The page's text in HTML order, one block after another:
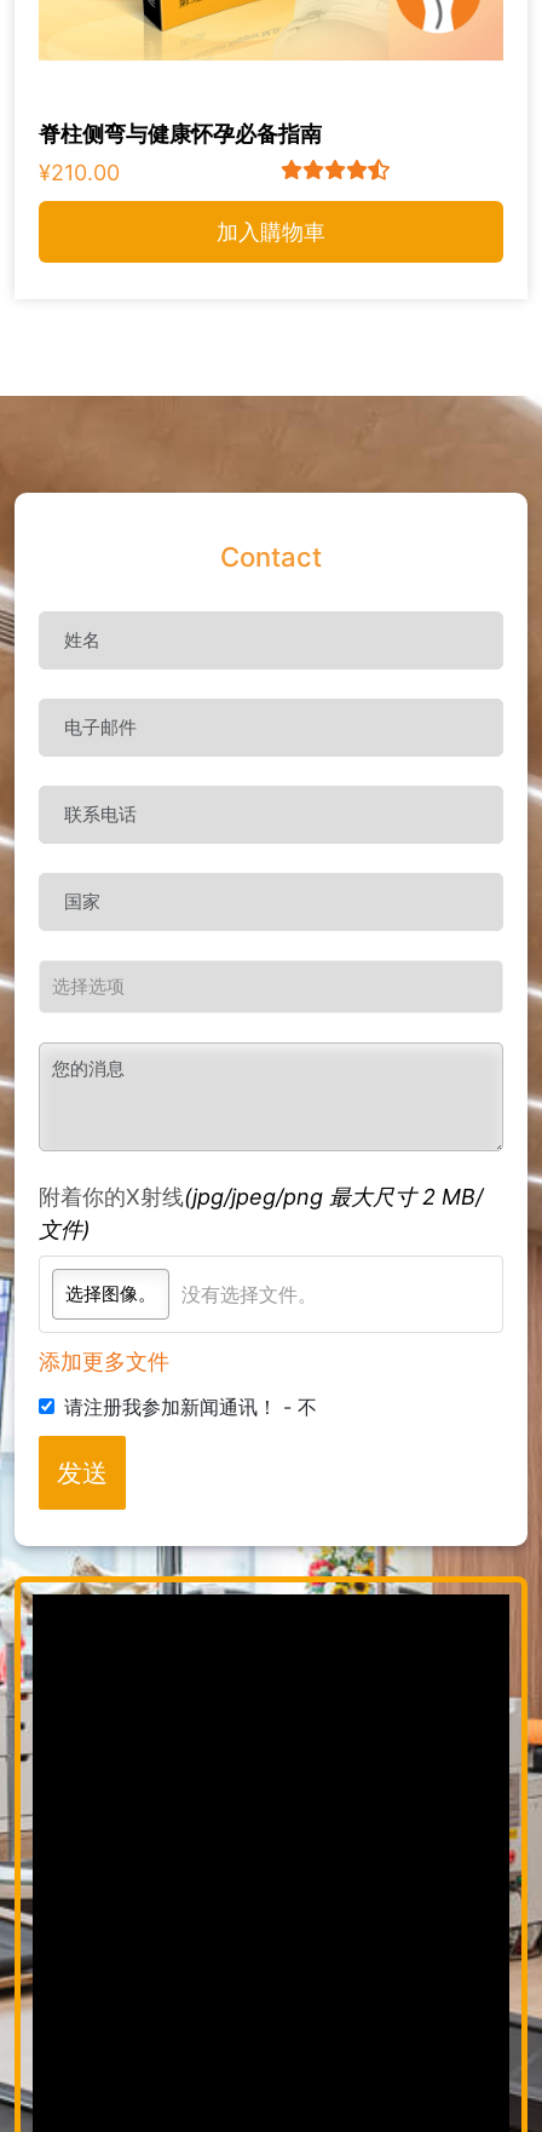
脊柱侧弯与健康怀孕必备指南
¥210.00
加入購物車
Contact
附着你的X射线(jpg/jpeg/png 最大尺寸 2 MB/
文件)
选择图像。 没有选择文件。
添加更多文件
请注册我参加新闻通讯！ - 不
发送